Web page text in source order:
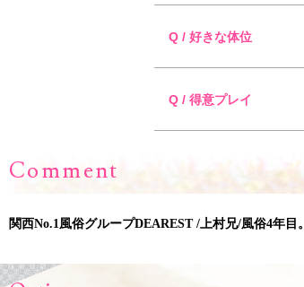
Q / 好きな体位
Q / 得意プレイ
Comment
関西No.1風俗グループDEAREST /上村兄/風俗4年